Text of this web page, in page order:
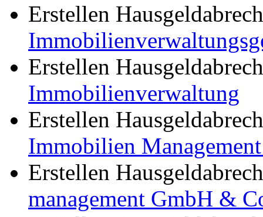
Erstellen
Erstellen
Immobilienverwaltung
Erstellen
Immobilien
Erstellen
management GmbH &